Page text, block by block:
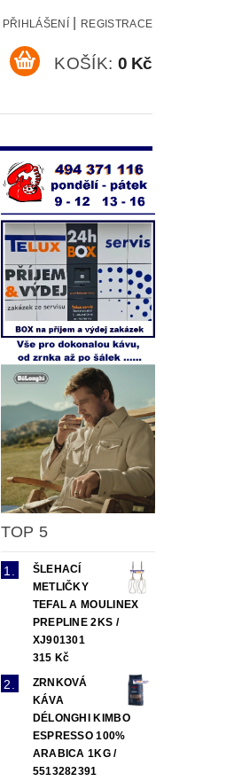
PŘIHLÁŠENÍ REGISTRACE
KOŠÍK: 0 Kč
TOP 5
ŠLEHACÍ
METLIČKY
TEFAL A MOULINEX
PREPLINE 2KS /
XJ901301
315 Kč
ZRNKOVÁ
KÁVA
DÉLONGHI KIMBO
ESPRESSO 100%
ARABICA 1KG /
5513282391